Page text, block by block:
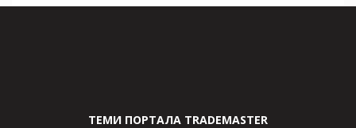
ТЕМИ ПОРТАЛА TRADEMASTER